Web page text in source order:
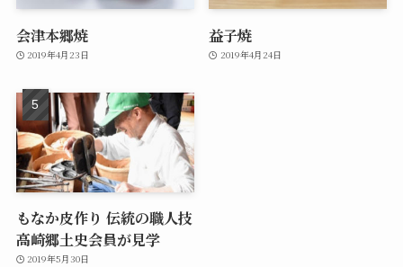
会津本郷焼
2019年4月23日
益子焼
2019年4月24日
もなか皮作り 伝統の職人技
高崎郷土史会員が見学
2019年5月30日